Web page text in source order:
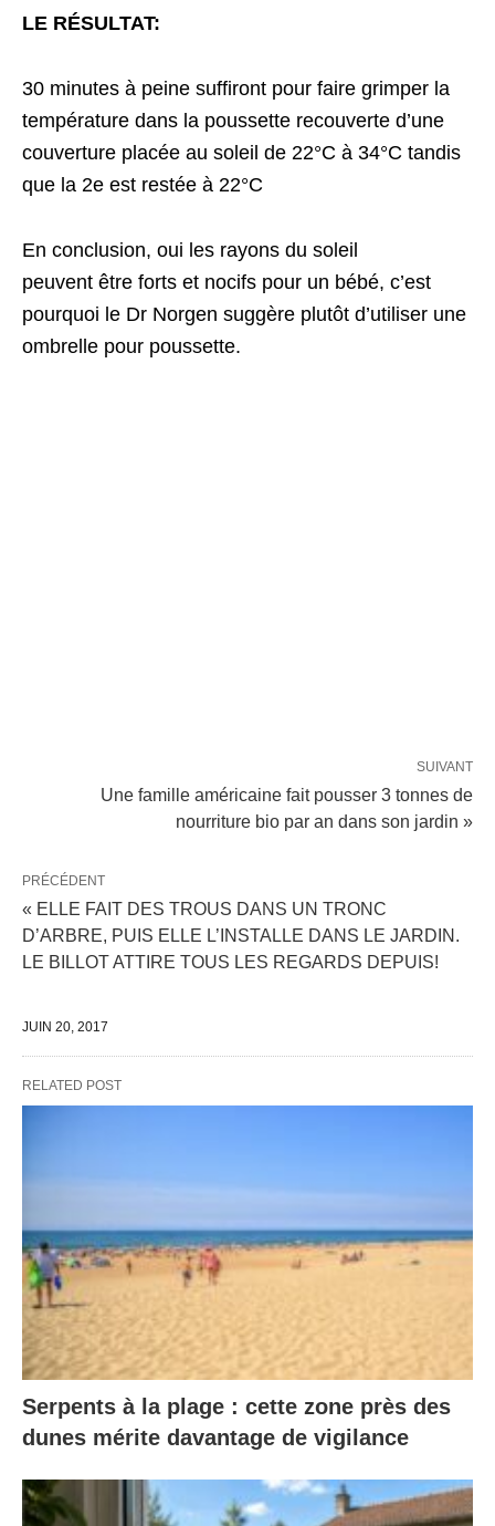
LE RÉSULTAT:
30 minutes à peine suffiront pour faire grimper la
température dans la poussette recouverte d’une
couverture placée au soleil de 22°C à 34°C tandis
que la 2e est restée à 22°C
En conclusion, oui les rayons du soleil
peuvent être forts et nocifs pour un bébé, c’est
pourquoi le Dr Norgen suggère plutôt d’utiliser une
ombrelle pour poussette.
SUIVANT
Une famille américaine fait pousser 3 tonnes de
nourriture bio par an dans son jardin »
PRÉCÉDENT
« ELLE FAIT DES TROUS DANS UN TRONC
D’ARBRE, PUIS ELLE L’INSTALLE DANS LE JARDIN.
LE BILLOT ATTIRE TOUS LES REGARDS DEPUIS!
JUIN 20, 2017
RELATED POST
Serpents à la plage : cette zone près des
dunes mérite davantage de vigilance